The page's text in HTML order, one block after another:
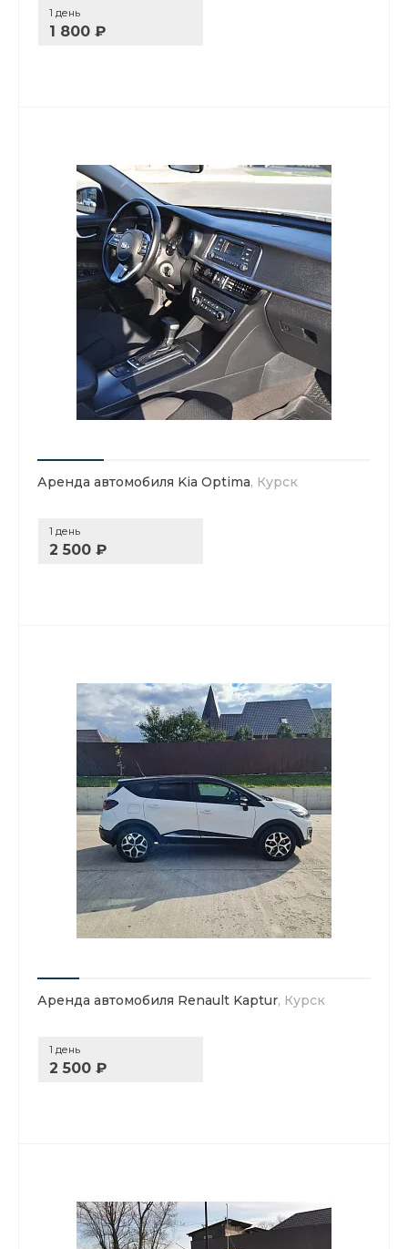
1 день
1 800 ₽
Аренда автомобиля Kia Optima, Курск
1 день
2 500 ₽
Аренда автомобиля Renault Kaptur, Курск
1 день
2 500 ₽